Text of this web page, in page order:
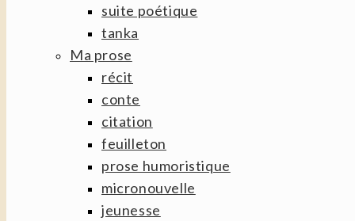
suite poétique
tanka
Ma prose
récit
conte
citation
feuilleton
prose humoristique
micronouvelle
jeunesse